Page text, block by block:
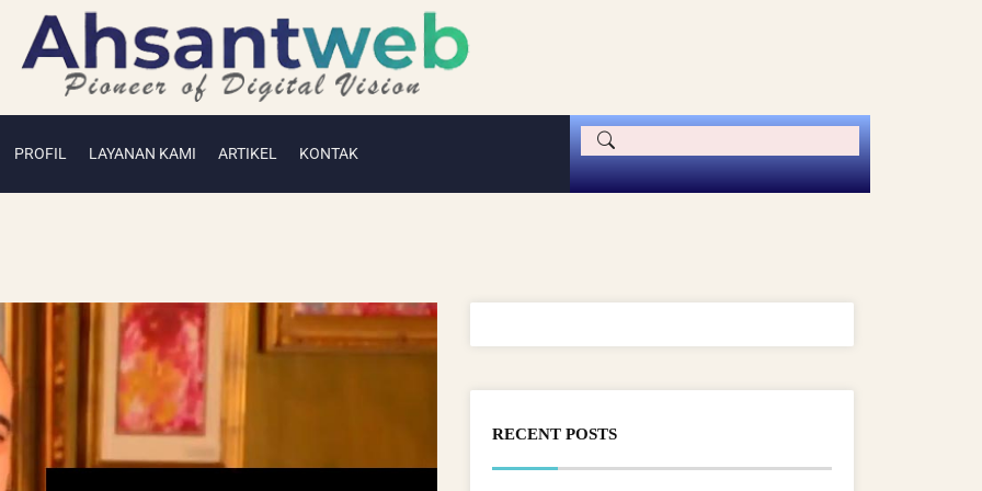
PROFIL LAYANAN KAMI ARTIKEL KONTAK
RECENT POSTS